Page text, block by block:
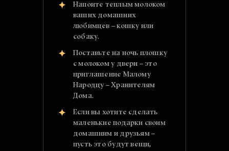
Напоите теплым молоком
ваших домашних
любимцев – кошку или
собаку.
Поставьте на ночь плошку
с молоком у двери – это
приглашение Малому
Народцу – Хранителям
Дома.
Если вы хотите сделать
маленькие подарки своим
домашним и друзьям –
пусть это будут вещи,